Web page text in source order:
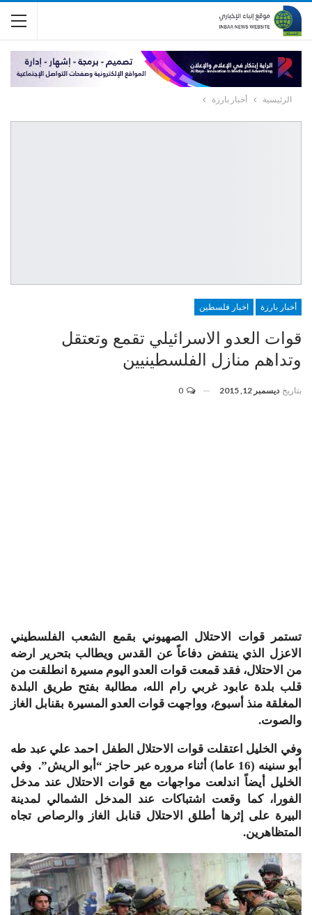
الرئيسية أخبار بارزة
أخبار بارزة اخبار فلسطين
قوات العدو الاسرائيلي تقمع وتعتقل
وتداهم منازل الفلسطينيين
بتاريخ ديسمبر 12, 2015
تستمر قوات الاحتلال الصهيوني بقمع الشعب الفلسطيني
الاعزل الذي ينتفض دفاعاً عن القدس ويطالب بتحرير ارضه
من الاحتلال، فقد قمعت قوات العدو اليوم مسيرة انطلقت من
قلب بلدة عابود غربي رام الله، مطالبة بفتح طريق البلدة
المغلقة منذ أسبوع، وواجهت قوات العدو المسيرة بقنابل الغاز
والصوت.
وفي الخليل اعتقلت قوات الاحتلال الطفل احمد علي عبد طه
أبو سنينه (16 عاما) أثناء مروره عبر حاجز “أبو الريش”. وفي
الخليل أيضاً اندلعت مواجهات مع قوات الاحتلال عند مدخل
الفورا، كما وقعت اشتباكات عند المدخل الشمالي لمدينة
البيرة على إثرها أطلق الاحتلال قنابل الغاز والرصاص تجاه
المتظاهرين.